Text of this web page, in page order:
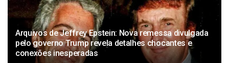
Arquivos de Jeffrey Epstein: Nova remessa divulgada
pelo governo Trump revela detalhes chocantes e
conexões inesperadas